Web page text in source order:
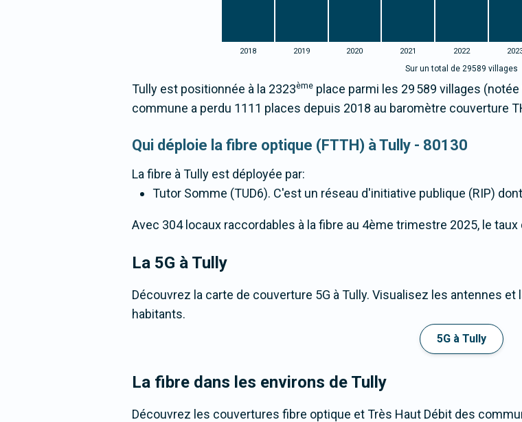
2018 2019 2020 2021 2022
Sur un total de 29589 villages
Tully est positionnée à la 2323ème place parmi les 29 589 villages
commune a perdu 1111 places depuis 2018 au baromètre couverture
Qui déploie la fibre optique (FTTH) à Tully - 80130
La fibre à Tully est déployée par:
Tutor Somme (TUD6). C'est un réseau d'initiative publique (RIP)
Avec 304 locaux raccordables à la fibre au 4ème trimestre 2025, le
La 5G à Tully
Découvrez la carte de couverture 5G à Tully. Visualisez les antennes
habitants.
5G à Tully
La fibre dans les environs de Tully
Découvrez les couvertures fibre optique et Très Haut Débit des